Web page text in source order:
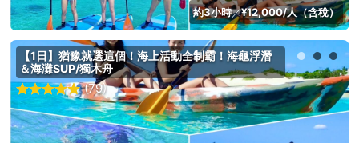
約3小時／¥12,000/人（含稅）
【1日】猶豫就選這個！海上活動全制霸！海龜浮潛
＆海灘SUP/獨木舟
(79)